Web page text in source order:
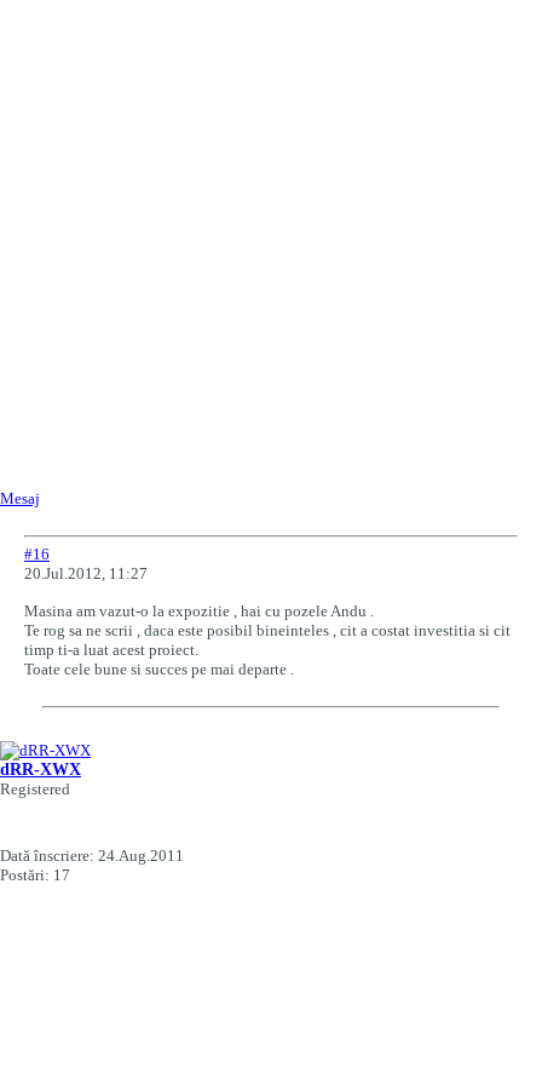
Mesaj
#16
20.Jul.2012, 11:27
Masina am vazut-o la expozitie , hai cu pozele Andu .
Te rog sa ne scrii , daca este posibil bineinteles , cit a costat investitia si cit
timp ti-a luat acest proiect.
Toate cele bune si succes pe mai departe .
dRR-XWX
Registered
Dată înscriere: 24.Aug.2011
Postări: 17